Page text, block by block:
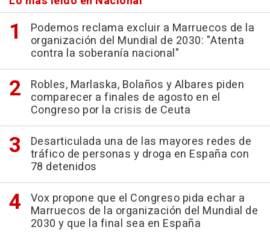
Podemos reclama excluir a Marruecos de la
organización del Mundial de 2030: "Atenta
contra la soberanía nacional"
Robles, Marlaska, Bolaños y Albares piden
comparecer a finales de agosto en el
Congreso por la crisis de Ceuta
Desarticulada una de las mayores redes de
tráfico de personas y droga en España con
78 detenidos
Vox propone que el Congreso pida echar a
Marruecos de la organización del Mundial de
2030 y que la final sea en España